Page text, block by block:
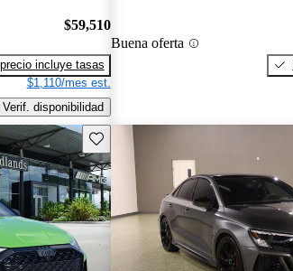
$59,510
incluye tasas
$1,110/mes est.
Verif. disponibilidad
Buena oferta
Guarda este Aviso